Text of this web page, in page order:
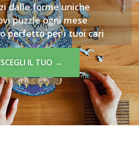
dalle forme uniche
puzzle ogni mese
perfetto per i tuoi cari
SCEGLI IL TUO →